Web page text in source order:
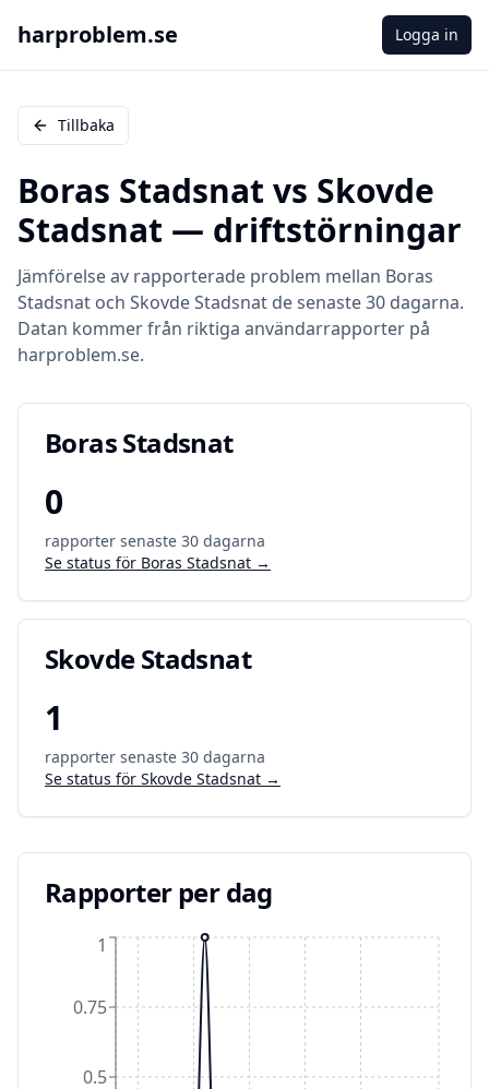
harproblem.se Logga in
Tillbaka
Boras Stadsnat vs Skovde
Stadsnat — driftstörningar
Jämförelse av rapporterade problem mellan Boras
Stadsnat och Skovde Stadsnat de senaste 30 dagarna.
Datan kommer från riktiga användarrapporter på
harproblem.se.
Boras Stadsnat
0
rapporter senaste 30 dagarna
Se status för Boras Stadsnat →
Skovde Stadsnat
1
rapporter senaste 30 dagarna
Se status för Skovde Stadsnat →
Rapporter per dag
0.5
0.75
1